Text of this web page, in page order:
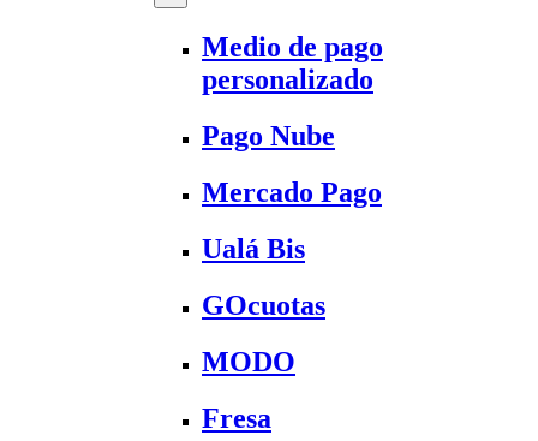
Medio de pago
personalizado
Pago Nube
Mercado Pago
Ualá Bis
GOcuotas
MODO
Fresa